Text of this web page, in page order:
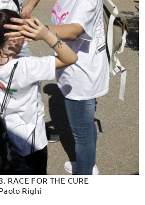
FOR THE CURE
Righi